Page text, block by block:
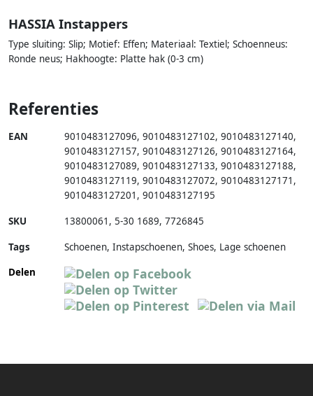
HASSIA Instappers
Type sluiting: Slip; Motief: Effen; Materiaal: Textiel; Schoenneus:
Ronde neus; Hakhoogte: Platte hak (0-3 cm)
Referenties
EAN 9010483127096, 9010483127102, 9010483127140,
9010483127157, 9010483127126, 9010483127164,
9010483127089, 9010483127133, 9010483127188,
9010483127119, 9010483127072, 9010483127171 ,
9010483127201 , 9010483127195
SKU 13800061 , 5-30 1689, 7726845
Tags
Schoenen, Instapschoenen, Shoes, Lage schoenen
Delen